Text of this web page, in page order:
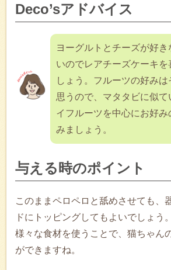
Deco’sアドバイス
ヨーグルトとチーズが好
いのでレアチーズケーキ
しょう。フルーツの好みは
思うので、マタタビに似て
イフルーツを中心にお好み
みましょう。
与える時のポイント
このままペロペロと舐めさせても、
ドにトッピングしてもよいでしょう
様々な食材を使うことで、猫ちゃん
ができますね。